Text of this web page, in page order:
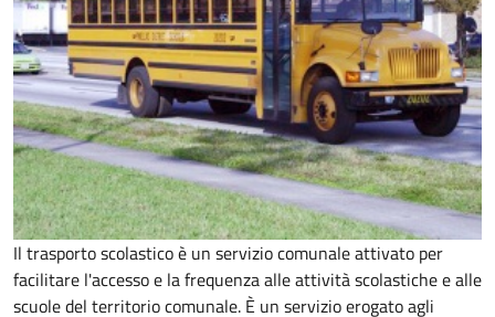
Il trasporto scolastico è un servizio comunale attivato per
facilitare l'accesso e la frequenza alle attività scolastiche e alle
scuole del territorio comunale. È un servizio erogato agli